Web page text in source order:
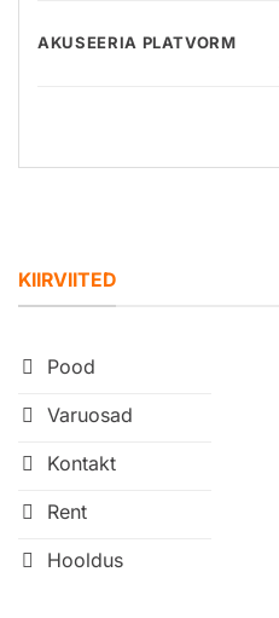
AKUSEERIA PLATVORM
KIIRVIITED
Pood
Varuosad
Kontakt
Rent
Hooldus